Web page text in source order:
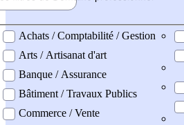
professionel
Achats / Comptabilité / Gestion
Arts / Artisanat d'art
Banque / Assurance
Bâtiment / Travaux Publics
Commerce / Vente